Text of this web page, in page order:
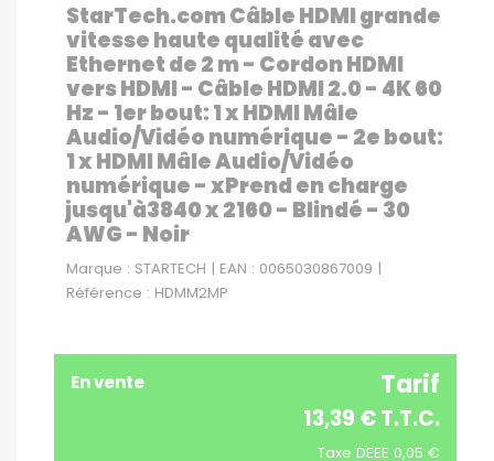
StarTech.com Câble HDMI grande
vitesse haute qualité avec
Ethernet de 2 m - Cordon HDMI
vers HDMI - Câble HDMI 2.0 - 4K 60
Hz - 1er bout: 1 x HDMI Mâle
Audio/Vidéo numérique - 2e bout:
1 x HDMI Mâle Audio/Vidéo
numérique - xPrend en charge
jusqu'à3840 x 2160 - Blindé - 30
AWG - Noir
Marque : STARTECH | EAN : 0065030867009 |
Référence : HDMM2MP
En vente Tarif
13,39 € T.T.C.
Taxe DEEE 0,05 €